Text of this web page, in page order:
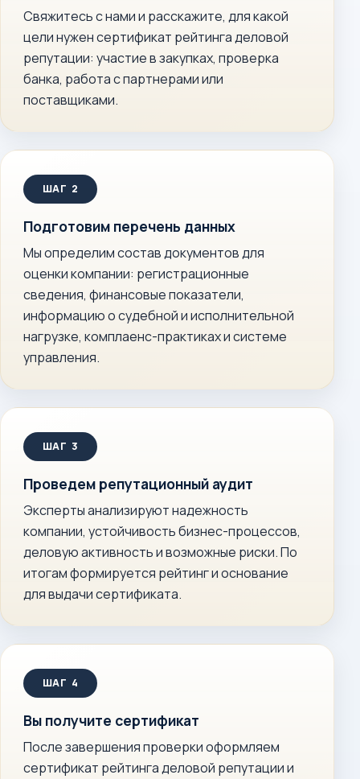
Свяжитесь с нами и расскажите, для какой
цели нужен сертификат рейтинга деловой
репутации: участие в закупках, проверка
банка, работа с партнерами или
поставщиками.
Подготовим перечень данных
Мы определим состав документов для
оценки компании: регистрационные
сведения, финансовые показатели,
информацию о судебной и исполнительной
нагрузке, комплаенс-практиках и системе
управления.
Проведем репутационный аудит
Эксперты анализируют надежность
компании, устойчивость бизнес-процессов,
деловую активность и возможные риски. По
итогам формируется рейтинг и основание
для выдачи сертификата.
Вы получите сертификат
После завершения проверки оформляем
сертификат рейтинга деловой репутации и